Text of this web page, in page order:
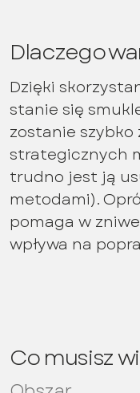
Dlaczego
Dzięki
stanie się
zostanie
strategicznych
trudno jest ją
metodami).
pomaga w
wpływa na
Co musisz